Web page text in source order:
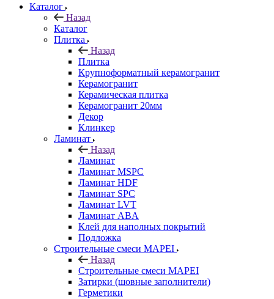
Каталог
Назад
Каталог
Плитка
Назад
Плитка
Крупноформатный керамогранит
Керамогранит
Керамическая плитка
Керамогранит 20мм
Декор
Клинкер
Ламинат
Назад
Ламинат
Ламинат MSPC
Ламинат HDF
Ламинат SPC
Ламинат LVT
Ламинат ABA
Клей для наполных покрытий
Подложка
Строительные смеси MAPEI
Назад
Строительные смеси MAPEI
Затирки (шовные заполнители)
Герметики